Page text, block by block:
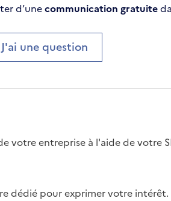
d’unecommunication gratuite
J'ai une question
entreprise à l'aide de votre
dédié pour exprimer votre intérêt.